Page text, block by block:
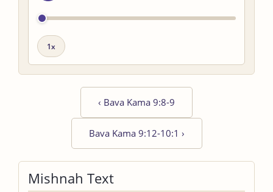
Playback
‹ Bava Kama 9:8-9
Bava Kama 9:12-10:1 ›
Mishnah Text